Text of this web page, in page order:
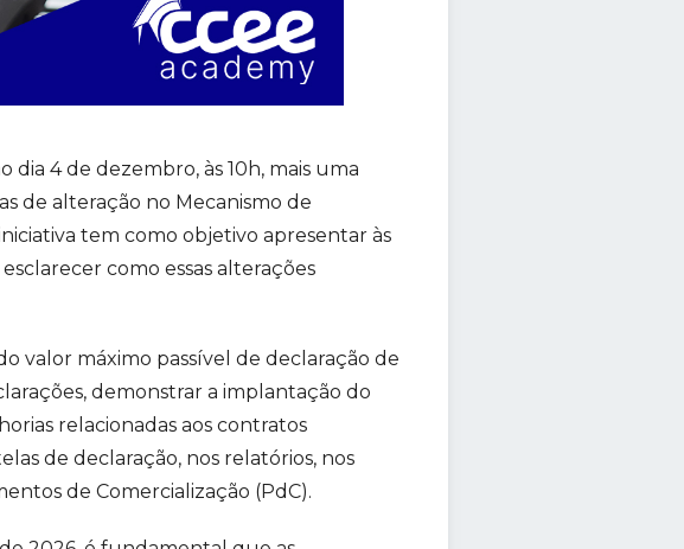
dia 4 de dezembro, às 10h, mais uma
de alteração no Mecanismo de
tem como objetivo apresentar às
como essas alterações
valor máximo passível de declaração de
demonstrar a implantação do
relacionadas aos contratos
de declaração, nos relatórios, nos
de Comercialização (PdC).